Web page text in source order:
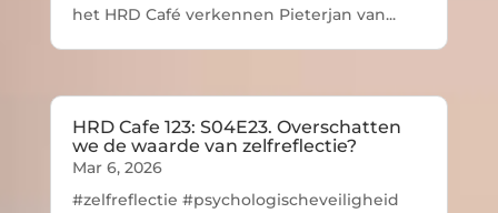
het HRD Café verkennen Pieterjan van...
HRD Cafe 123: S04E23. Overschatten
we de waarde van zelfreflectie?
Mar 6, 2026
#zelfreflectie #psychologischeveiligheid